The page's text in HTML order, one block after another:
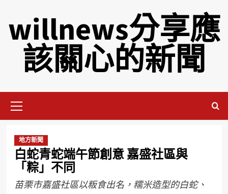
willnews分享應
該關心的新聞
地方新聞
白蛇青蛇端午節創意 嘉盛社區與
「粽」不同
苗栗市嘉盛社區以粄食出名，糯米造型的白蛇、